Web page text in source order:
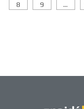
8 9 ...